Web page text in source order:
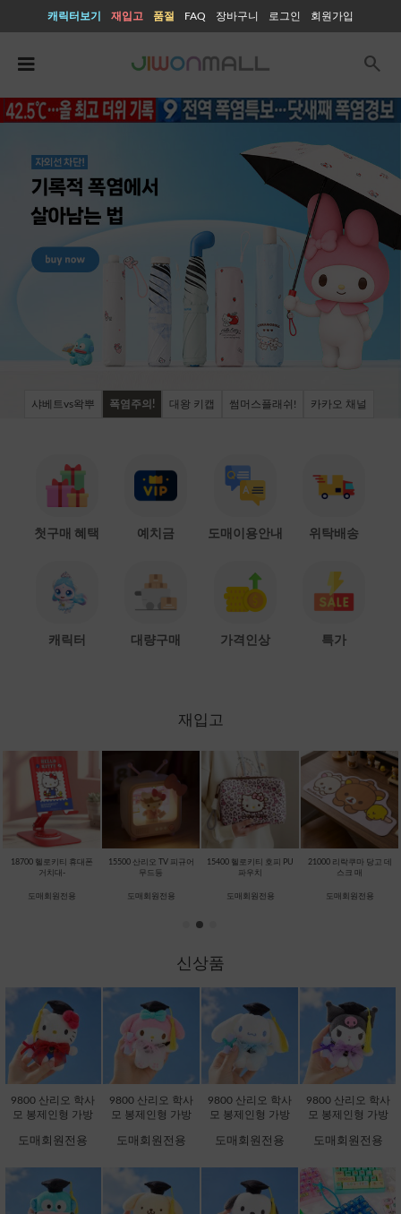
캐릭터보기 재입고 품절 FAQ 장바구니 로그인 회원가입
search
샤베트vs왁뿌 폭염주의! 대왕 키캡 썸머스플래쉬! 카카오 채널
첫구매 혜택 예치금 도매이용안내 위탁배송
캐릭터 대량구매 가격인상 특가
재입고
18700 헬로키티 휴대폰
거치대-
도매회원전용
15500 산리오 TV 피규어
무드등
도매회원전용
15400 헬로키티 호피 PU
파우치
도매회원전용
21000 리락쿠마 당고 데
스크 매
도매회원전용
신상품
9800 산리오 학사
모 봉제인형 가방
티 [B2-083173]
도매회원전용
9800 산리오 학사
모 봉제인형 가방
로디 [B2-083180]
도매회원전용
9800 산리오 학사
모 봉제인형 가방
롤 [B2-083203]
도매회원전용
9800 산리오 학사
모 봉제인형 가방
[B2-083197]
도매회원전용